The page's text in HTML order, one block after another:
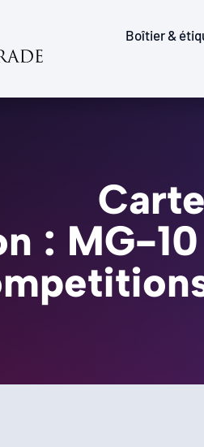
Boîtier &
: MG-